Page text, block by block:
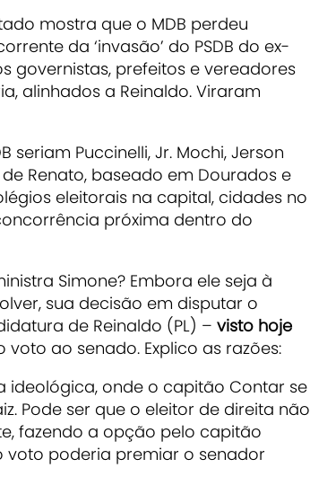
mostra que o MDB perdeu
da ‘invasão’ do PSDB do ex-
governistas, prefeitos e vereadores
alinhados a Reinaldo. Viraram
seriam Puccinelli, Jr. Mochi, Jerson
Renato, baseado em Dourados e
eleitorais na capital, cidades no
próxima dentro do
Simone? Embora ele seja à
sua decisão em disputar o
de Reinaldo (PL) – visto hoje
ao senado. Explico as razões:
ideológica, onde o capitão Contar se
Pode ser que o eleitor de direita não
fazendo a opção pelo capitão
voto poderia premiar o senador